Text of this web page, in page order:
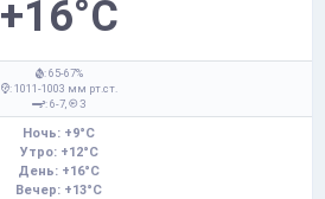
+16°C
: 65-67%
: 1011-1003 мм рт.ст.
: 6-7,
З
Ночь: +9°C
Утро: +12°C
День: +16°C
Вечер: +13°C